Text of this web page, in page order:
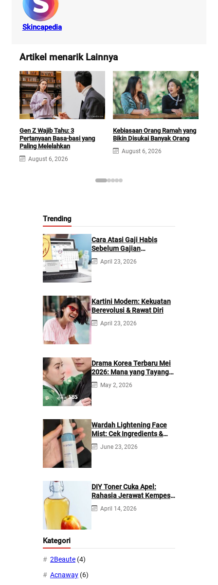
Skincapedia
Artikel menarik Lainnya
Gen Z Wajib Tahu: 3
Pertanyaan Basa-basi yang
Paling Melelahkan
August 6, 2026
Kebiasaan Orang Ramah yang
Bikin Disukai Banyak Orang
August 6, 2026
Trending
Cara Atasi Gaji Habis
Sebelum Gajian
Berikutnya
April 23, 2026
Kartini Modern: Kekuatan
Berevolusi & Rawat Diri
April 23, 2026
Drama Korea Terbaru Mei
2026: Mana yang Tayang
di Netflix?
May 2, 2026
Wardah Lightening Face
Mist: Cek Ingredients &
Manfaatnya
June 23, 2026
DIY Toner Cuka Apel:
Rahasia Jerawat Kempes
dalam 2 Hari!
April 14, 2026
Kategori
2Beaute (4)
Acnaway (6)